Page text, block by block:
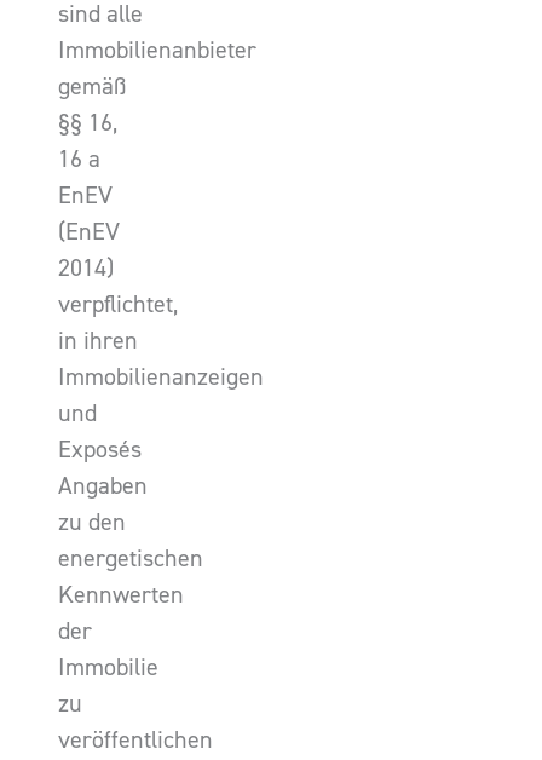
sind alle
Immobilienanbieter
gemäß
§§ 16,
16 a
EnEV
(EnEV
2014)
verpflichtet,
in ihren
Immobilienanzeigen
und
Exposés
Angaben
zu den
energetischen
Kennwerten
der
Immobilie
zu
veröffentlichen